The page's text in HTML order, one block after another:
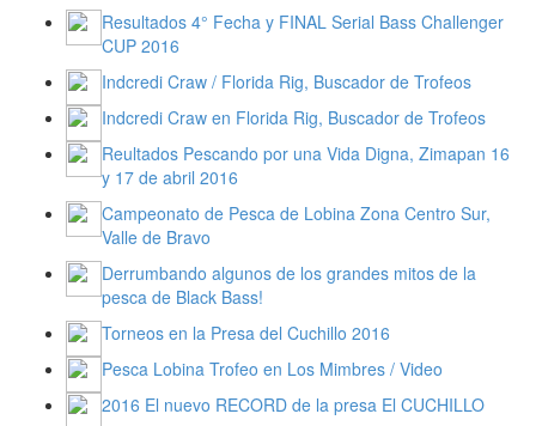
Resultados 4° Fecha y FINAL Serial Bass Challenger
CUP 2016
Indcredi Craw / Florida Rig, Buscador de Trofeos
Indcredi Craw en Florida Rig, Buscador de Trofeos
Reultados Pescando por una Vida Digna, Zimapan 16
y 17 de abril 2016
Campeonato de Pesca de Lobina Zona Centro Sur,
Valle de Bravo
Derrumbando algunos de los grandes mitos de la
pesca de Black Bass!
Torneos en la Presa del Cuchillo 2016
Pesca Lobina Trofeo en Los Mimbres / Video
2016 El nuevo RECORD de la presa El CUCHILLO